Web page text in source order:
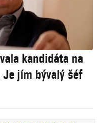
kandidáta na
jím bývalý šéf